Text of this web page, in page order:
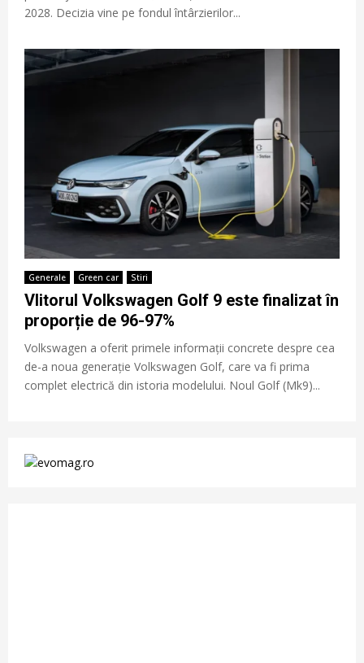
2028. Decizia vine pe fondul întârzierilor...
Generale Green car Stiri
VIitorul Volkswagen Golf 9 este finalizat în
proporție de 96-97%
Volkswagen a oferit primele informații concrete despre cea
de-a noua generație Volkswagen Golf, care va fi prima
complet electrică din istoria modelului. Noul Golf (Mk9)...